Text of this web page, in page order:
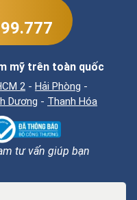
mỹ trên toàn quốc
2 - Hải Phòng -
Dương - Thanh Hóa
tư vấn giúp bạn